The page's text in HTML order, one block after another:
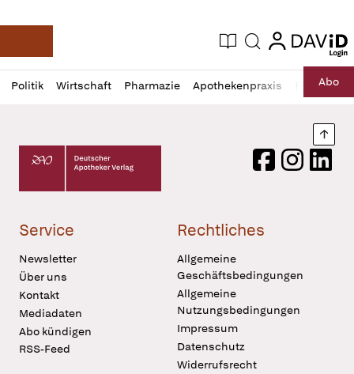
Deutsche Apotheker Zeitung
Aktuelle Ausgabe
Suche login
login
Politik Wirtschaft Pharmazie Apothekenpraxis RechtAbo
Profil
öffnen
Daz
Pur
Deutscher Apotheker Verlag Logo
FacebookInstagram
Service
Newsletter
Über uns
Kontakt
Mediadaten
Abo kündigen
RSS-Feed
Rechtliches
Allgemeine
Geschäftsbedingungen
Allgemeine
Nutzungsbedingungen
Impressum
Datenschutz
Widerrufsrecht